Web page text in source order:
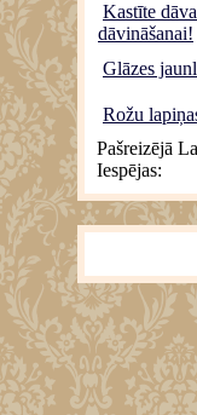
Kastīte
dāvināšanai!
Glāzes
Rožu
Pašreizējā
Iespējas: